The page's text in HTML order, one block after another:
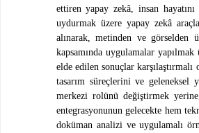
ettiren yapay zekâ, insan
uydurmak üzere yapay zekâ
alınarak, metinden ve görselden
kapsamında uygulamalar
elde edilen sonuçlar
tasarım süreçlerini ve geleneksel
merkezi rolünü değiştirmek
entegrasyonunun gelecekte hem
doküman analizi ve uygulamalı